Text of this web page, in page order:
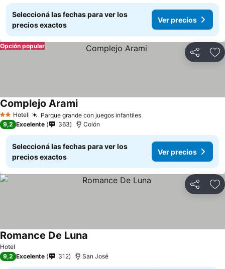
Seleccioná las fechas para ver los
precios exactos
Ver precios
Compartir
Opción popular
2 Estrellas
Hotel Parque grande con juegos infantiles
Complejo Arami
9,2 Excelente 363 Colón
Seleccioná las fechas para ver los
precios exactos
Ver precios
Compartir
Hotel
Romance De Luna
9,2 Excelente 312 San José